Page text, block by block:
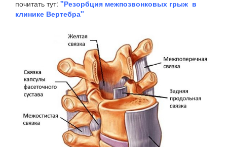
почитать тут: "Резорбция межпозвонковых грыж в
клинике Вертебра"